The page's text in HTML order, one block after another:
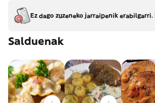
Ez dago zuzeneko jarraipenik erabilgarri.
Salduenak